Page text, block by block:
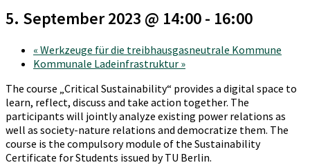
5. September 2023 @ 14:00- 16:00
« Werkzeuge für die treibhausgasneutrale Kommune
Kommunale Ladeinfrastruktur »
The course „Critical Sustainability“ provides a digital space to
learn, reflect, discuss and take action together. The
participants will jointly analyze existing power relations as
well as society-nature relations and democratize them. The
course is the compulsory module of the Sustainability
Certificate for Students issued by TU Berlin.